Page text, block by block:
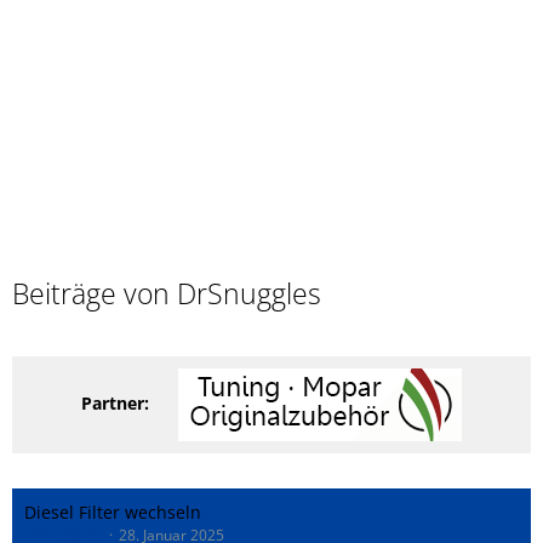
Beiträge von DrSnuggles
Partner:
Diesel Filter wechseln
28. Januar 2025